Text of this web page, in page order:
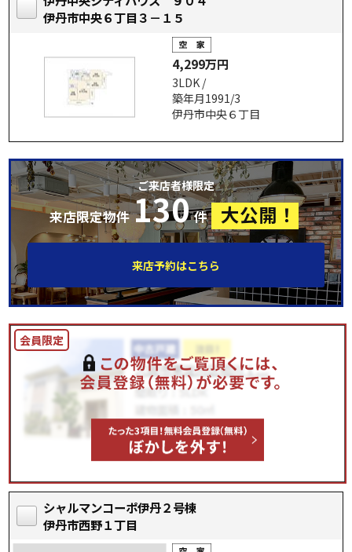
伊丹市中央６丁目３－１５
4,299万円
3LDK /
築年月1991/3
伊丹市中央６丁目
ご来店者様限定
来店限定物件 130 件 大公開！
来店予約はこちら
シャルマンコーポ伊丹２号棟
伊丹市西野１丁目